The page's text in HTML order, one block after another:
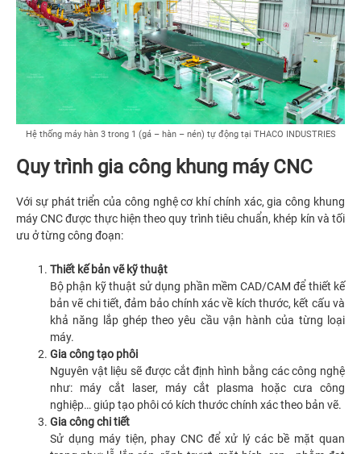
Hệ thống máy hàn 3 trong 1 (gá – hàn – nén) tự động tại THACO INDUSTRIES
Quy trình gia công khung máy CNC
Với sự phát triển của công nghệ cơ khí chính xác, gia công khung
máy CNC được thực hiện theo quy trình tiêu chuẩn, khép kín và tối
ưu ở từng công đoạn:
Thiết kế bản vẽ kỹ thuật
Bộ phận kỹ thuật sử dụng phần mềm CAD/CAM để thiết kế
bản vẽ chi tiết, đảm bảo chính xác về kích thước, kết cấu và
khả năng lắp ghép theo yêu cầu vận hành của từng loại
máy.
Gia công tạo phôi
Nguyên vật liệu sẽ được cắt định hình bằng các công nghệ
như: máy cắt laser, máy cắt plasma hoặc cưa công
nghiệp… giúp tạo phôi có kích thước chính xác theo bản vẽ.
Gia công chi tiết
Sử dụng máy tiện, phay CNC để xử lý các bề mặt quan